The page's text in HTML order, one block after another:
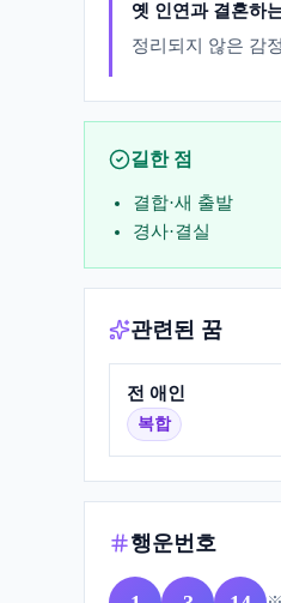
옛 인연과 결혼하
정리되지 않은 감
길한 점
결합·새 출발
경사·결실
관련된 꿈
전 애인
복합
행운번호